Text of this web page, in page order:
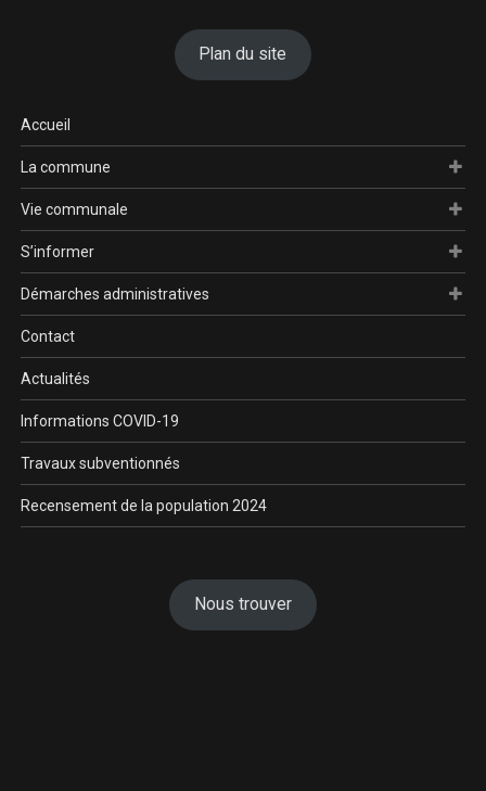
Plan du site
Accueil
La commune
Vie communale
S’informer
Démarches administratives
Contact
Actualités
Informations COVID-19
Travaux subventionnés
Recensement de la population 2024
Nous trouver